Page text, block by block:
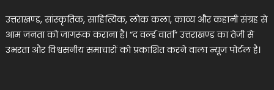
उत्तराखण्ड, सांस्कृतिक, साहित्यिक, लोक कला, काव्य और कहानी संग्रह से
आम जनता को जागरूक कराना है। “द वर्ल्ड वार्ता” उत्तराखण्ड का तेजी से
उभरता और विश्वसनीय समाचारों को प्रकाशित करने वाला न्यूज पोर्टल है।